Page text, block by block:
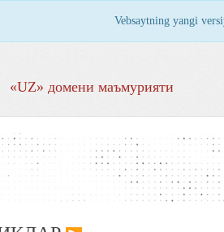
Vebsaytning yangi
«UZ» домени маъмурияти